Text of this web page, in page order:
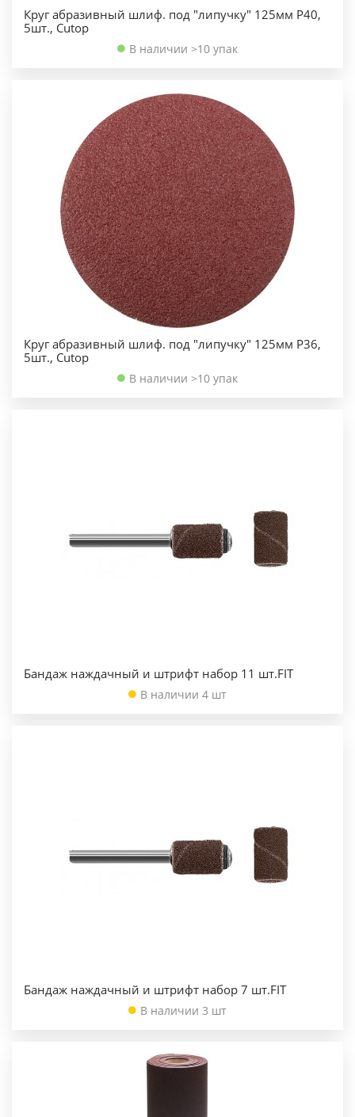
Круг абразивный шлиф. под "липучку" 125мм Р40,
5шт., Cutop
В наличии >10 упак
Круг абразивный шлиф. под "липучку" 125мм Р36,
5шт., Cutop
В наличии >10 упак
Бандаж наждачный и штрифт набор 11 шт.FIT
В наличии 4 шт
Бандаж наждачный и штрифт набор 7 шт.FIT
В наличии 3 шт